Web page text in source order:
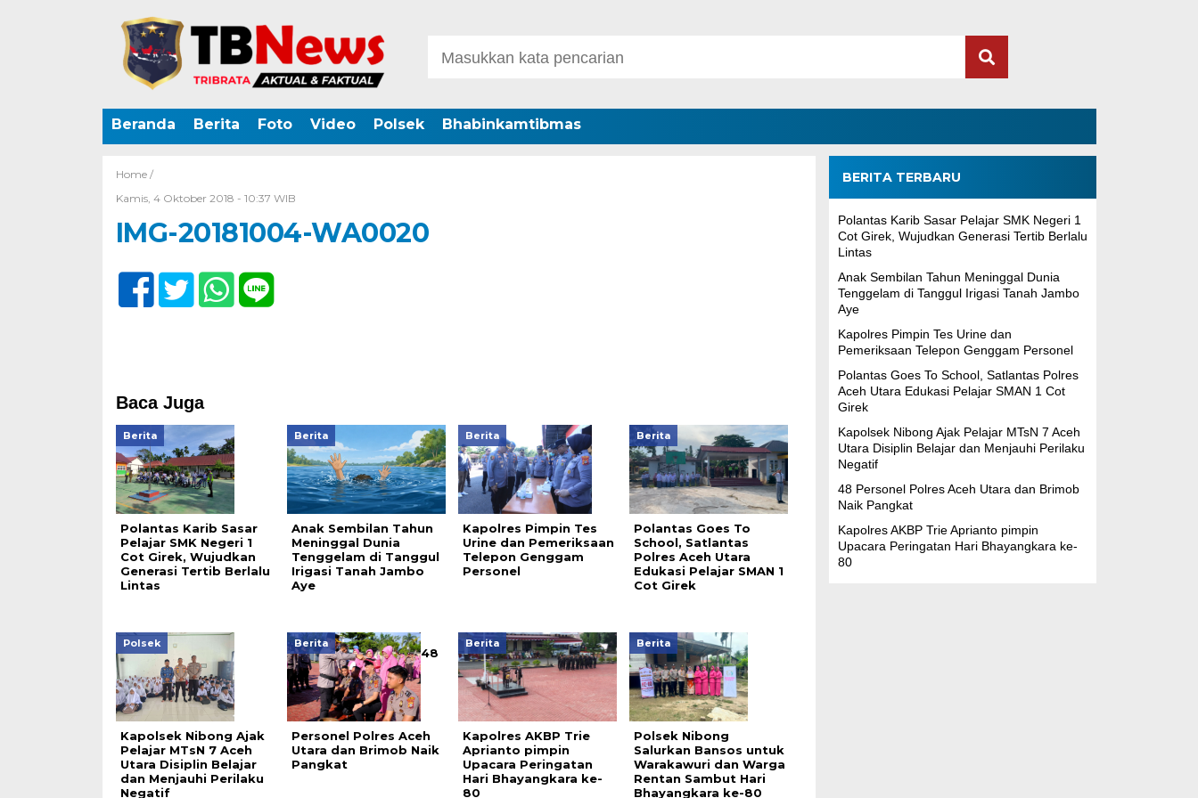
Beranda Berita Foto Video Polsek Bhabinkamtibmas
Home /
Kamis, 4 Oktober 2018 - 10:37 WIB
IMG-20181004-WA0020
Baca Juga
Berita
Polantas Karib Sasar
Pelajar SMK Negeri 1
Cot Girek, Wujudkan
Generasi Tertib Berlalu
Lintas
Berita
Anak Sembilan Tahun
Meninggal Dunia
Tenggelam di Tanggul
Irigasi Tanah Jambo
Aye
Berita
Kapolres Pimpin Tes
Urine dan Pemeriksaan
Telepon Genggam
Personel
Berita
Polantas Goes To
School, Satlantas
Polres Aceh Utara
Edukasi Pelajar SMAN 1
Cot Girek
Polsek
Kapolsek Nibong Ajak
Pelajar MTsN 7 Aceh
Utara Disiplin Belajar
dan Menjauhi Perilaku
Negatif
Berita
48
Personel Polres Aceh
Utara dan Brimob Naik
Pangkat
Berita
Kapolres AKBP Trie
Aprianto pimpin
Upacara Peringatan
Hari Bhayangkara ke-
80
Berita
Polsek Nibong
Salurkan Bansos untuk
Warakawuri dan Warga
Rentan Sambut Hari
Bhayangkara ke-80
BERITA TERBARU
Polantas Karib Sasar Pelajar SMK Negeri 1
Cot Girek, Wujudkan Generasi Tertib Berlalu
Lintas
Anak Sembilan Tahun Meninggal Dunia
Tenggelam di Tanggul Irigasi Tanah Jambo
Aye
Kapolres Pimpin Tes Urine dan
Pemeriksaan Telepon Genggam Personel
Polantas Goes To School, Satlantas Polres
Aceh Utara Edukasi Pelajar SMAN 1 Cot
Girek
Kapolsek Nibong Ajak Pelajar MTsN 7 Aceh
Utara Disiplin Belajar dan Menjauhi Perilaku
Negatif
48 Personel Polres Aceh Utara dan Brimob
Naik Pangkat
Kapolres AKBP Trie Aprianto pimpin
Upacara Peringatan Hari Bhayangkara ke-
80